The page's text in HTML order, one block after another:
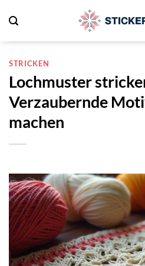
Inhalt
springen
STRICKEN
Lochmuster
Verzaubernde
machen